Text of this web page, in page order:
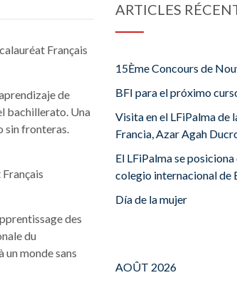
Français
de
bachillerato. Una
sin fronteras.
des
du
monde sans
ARTICLES
15Ème Concours de
BFI para el próximo
Visita en el LFiPalma de
Francia, Azar Agah
El LFiPalma se
colegio internacional de
Día de la mujer
AOÛT 2026